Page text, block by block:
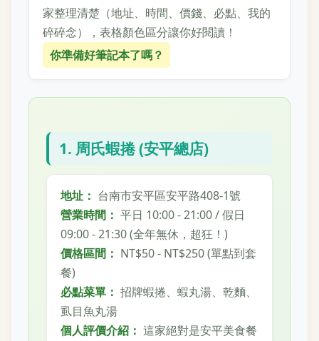
家整理清楚（地址、時間、價錢、必點、我的
碎碎念），表格顏色區分讓你好閱讀！
你準備好筆記本了嗎？
1. 周氏蝦捲 (安平總店)
地址： 台南市安平區安平路408-1號
營業時間： 平日 10:00 - 21:00 / 假日
09:00 - 21:30 (全年無休，超狂！)
價格區間： NT$50 - NT$250 (單點到套
餐)
必點菜單： 招牌蝦捲、蝦丸湯、乾麵、
虱目魚丸湯
個人評價介紹： 這家絕對是安平美食餐